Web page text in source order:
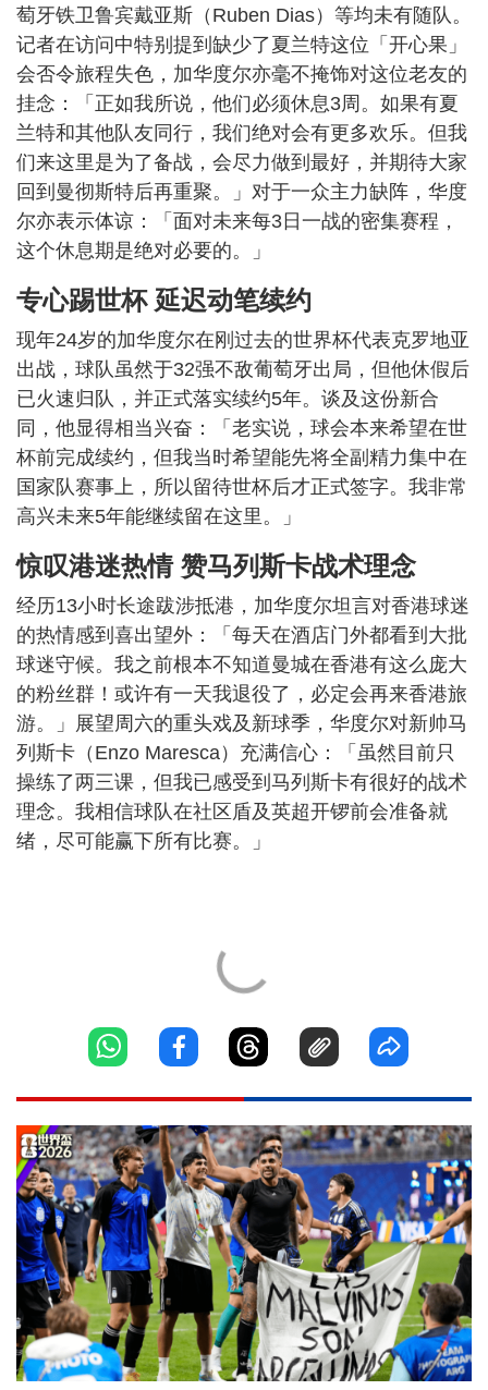
萄牙铁卫鲁宾戴亚斯（Ruben Dias）等均未有随队。
记者在访问中特别提到缺少了夏兰特这位「开心果」
会否令旅程失色，加华度尔亦毫不掩饰对这位老友的
挂念：「正如我所说，他们必须休息3周。如果有夏
兰特和其他队友同行，我们绝对会有更多欢乐。但我
们来这里是为了备战，会尽力做到最好，并期待大家
回到曼彻斯特后再重聚。」对于一众主力缺阵，华度
尔亦表示体谅：「面对未来每3日一战的密集赛程，
这个休息期是绝对必要的。」
专心踢世杯 延迟动笔续约
现年24岁的加华度尔在刚过去的世界杯代表克罗地亚
出战，球队虽然于32强不敌葡萄牙出局，但他休假后
已火速归队，并正式落实续约5年。谈及这份新合
同，他显得相当兴奋：「老实说，球会本来希望在世
杯前完成续约，但我当时希望能先将全副精力集中在
国家队赛事上，所以留待世杯后才正式签字。我非常
高兴未来5年能继续留在这里。」
惊叹港迷热情 赞马列斯卡战术理念
经历13小时长途跋涉抵港，加华度尔坦言对香港球迷
的热情感到喜出望外：「每天在酒店门外都看到大批
球迷守候。我之前根本不知道曼城在香港有这么庞大
的粉丝群！或许有一天我退役了，必定会再来香港旅
游。」展望周六的重头戏及新球季，华度尔对新帅马
列斯卡（Enzo Maresca）充满信心：「虽然目前只
操练了两三课，但我已感受到马列斯卡有很好的战术
理念。我相信球队在社区盾及英超开锣前会准备就
绪，尽可能赢下所有比赛。」